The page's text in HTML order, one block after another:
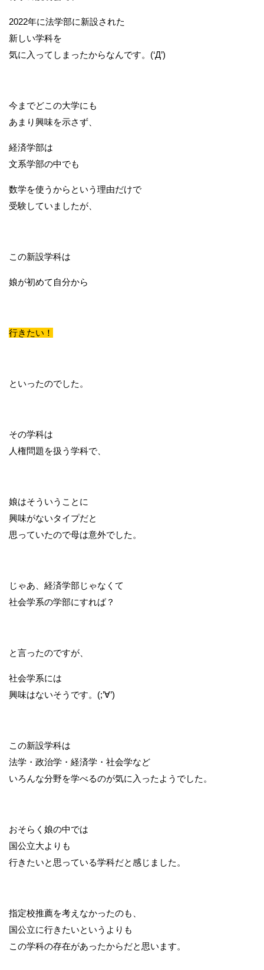
2022年に法学部に新設された
新しい学科を
気に入ってしまったからなんです。(‘Д’)
今までどこの大学にも
あまり興味を示さず、
経済学部は
文系学部の中でも
数学を使うからという理由だけで
受験していましたが、
この新設学科は
娘が初めて自分から
行きたい！
といったのでした。
その学科は
人権問題を扱う学科で、
娘はそういうことに
興味がないタイプだと
思っていたので母は意外でした。
じゃあ、経済学部じゃなくて
社会学系の学部にすれば？
と言ったのですが、
社会学系には
興味はないそうです。(;’∀’)
この新設学科は
法学・政治学・経済学・社会学など
いろんな分野を学べるのが気に入ったようでした。
おそらく娘の中では
国公立大よりも
行きたいと思っている学科だと感じました。
指定校推薦を考えなかったのも、
国公立に行きたいというよりも
この学科の存在があったからだと思います。